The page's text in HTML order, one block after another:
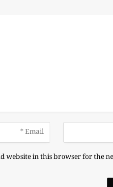
website in this browser for the